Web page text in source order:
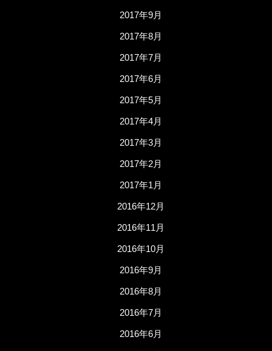
2017年9月
2017年8月
2017年7月
2017年6月
2017年5月
2017年4月
2017年3月
2017年2月
2017年1月
2016年12月
2016年11月
2016年10月
2016年9月
2016年8月
2016年7月
2016年6月